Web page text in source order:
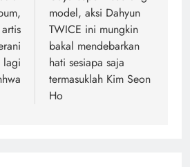
lagi
model, aksi Dahyun
TWICE ini mungkin
bakal mendebarkan
hati sesiapa saja
termasuklah Kim Seon
Ho